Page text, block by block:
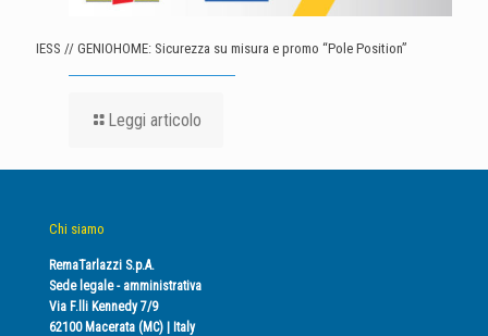
IESS // GENIOHOME: Sicurezza su misura e promo “Pole Position”
Leggi articolo
Chi siamo
RemaTarlazzi S.p.A.
Sede legale - amministrativa
Via F.lli Kennedy 7/9
62100 Macerata (MC) | Italy